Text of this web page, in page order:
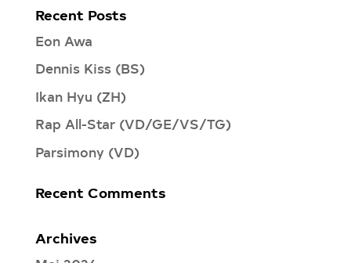
Recent Posts
Eon Awa
Dennis Kiss (BS)
Ikan Hyu (ZH)
Rap All-Star (VD/GE/VS/TG)
Parsimony (VD)
Recent Comments
Archives